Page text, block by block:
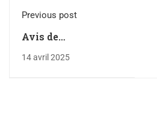
Previous post
Avis de
consultation
14 avril 2025